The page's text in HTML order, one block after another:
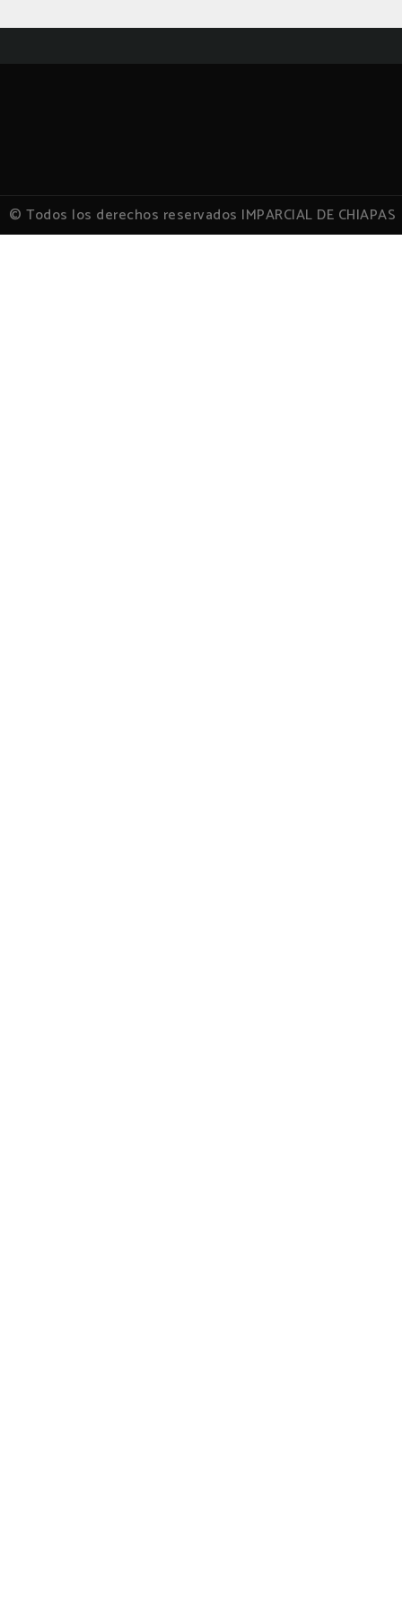
© Todos los derechos reservados IMPARCIAL DE CHIAPAS